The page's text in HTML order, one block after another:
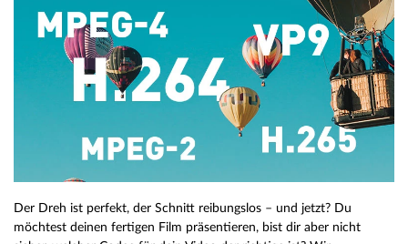
Der Dreh ist perfekt, der Schnitt reibungslos – und jetzt? Du
möchtest deinen fertigen Film präsentieren, bist dir aber nicht